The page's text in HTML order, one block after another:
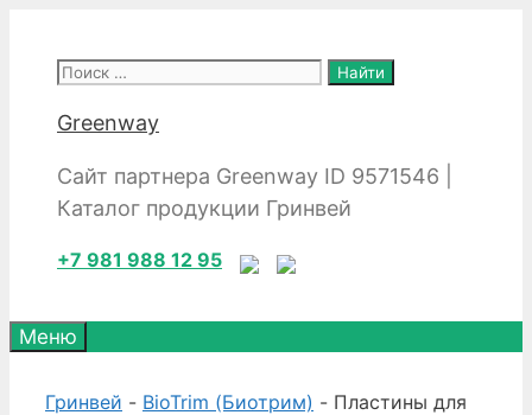
содержимому
Поиск:
Greenway
Сайт партнера Greenway ID 9571546 |
Каталог продукции Гринвей
+7 981 988 12 95
Меню
Гринвей - BioTrim (Биотрим) - Пластины для